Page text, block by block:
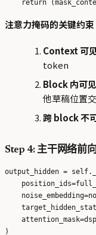
注意力掩码的关键约束
Context 可
token
Block 内可
他草稿位置
跨 block 不
Step 4: 主干网络前
output_hidden =